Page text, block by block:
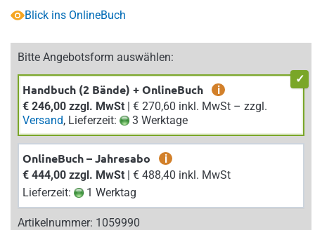
Blick ins OnlineBuch
Bitte Angebotsform auswählen:
Handbuch (2 Bände) + OnlineBuch
i
€ 246,00 zzgl. MwSt
| € 270,60 inkl. MwSt – zzgl.
Versand, Lieferzeit: 3 Werktage
OnlineBuch – Jahresabo
i
€ 444,00 zzgl. MwSt
| € 488,40 inkl. MwSt
Lieferzeit:
1 Werktag
Artikelnummer: 1059990